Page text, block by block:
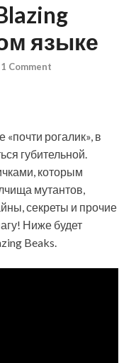
языке
1 Comment
рогалик», в
губительной.
которым
мутантов,
секреты и прочие
Ниже будет
Beaks.